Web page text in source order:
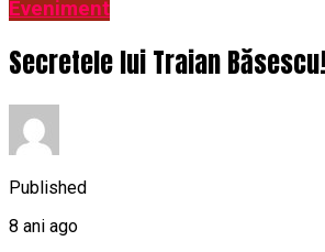
Eveniment
Secretele lui Traian
Published
8 ani ago